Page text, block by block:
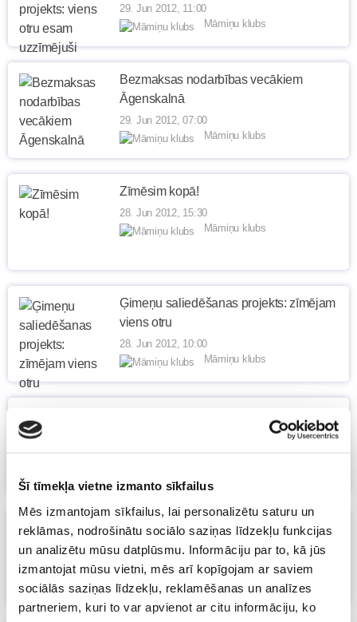
Šī tīmekļa vietne izmanto sīkfailus
Mēs izmantojam sīkfailus, lai personalizētu saturu un
reklāmas, nodrošinātu sociālo saziņas līdzekļu funkcijas
un analizētu mūsu datplūsmu. Informāciju par to, kā jūs
izmantojat mūsu vietni, mēs arī kopīgojam ar saviem
sociālās saziņas līdzekļu, reklamēšanas un analīzes
partneriem, kuri to var apvienot ar citu informāciju, ko
29. Jun 2012, 11:00
Māmiņu klubs
Bezmaksas nodarbības vecākiem
Āgenskalnā
29. Jun 2012, 07:00
Māmiņu klubs
Zīmēsim kopā!
28. Jun 2012, 15:30
Māmiņu klubs
Ģimeņu saliedēšanas projekts: zīmējam
viens otru
28. Jun 2012, 10:00
Māmiņu klubs
Māmiņu klubs
Teika par drakonu ugunsspļāvēju jeb
kāda ir vīrieša daba (12)
27. Jun 2012, 10:52
Māmiņu klubs